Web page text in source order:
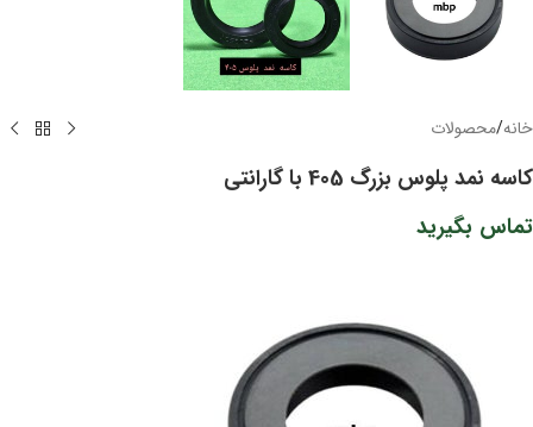
خانه/محصولات
کاسه نمد پلوس بزرگ 405 با گارانتی
تماس بگیرید